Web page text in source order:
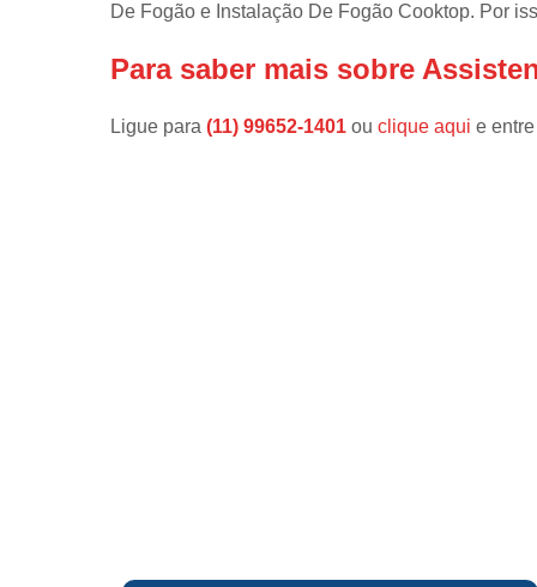
lava e seca
de fogão
De Fogão e Instalação De Fogão Cooktop. Por
Para saber mais sobre
Ligue para (11) 99652-1401 ou clique aqui e